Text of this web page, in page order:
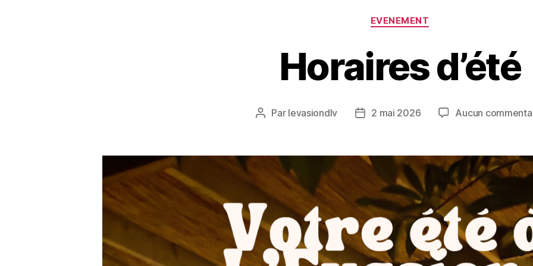
EVENEMENT
Horaires d’été
Par levasiondlv 2 mai 2026 Aucun